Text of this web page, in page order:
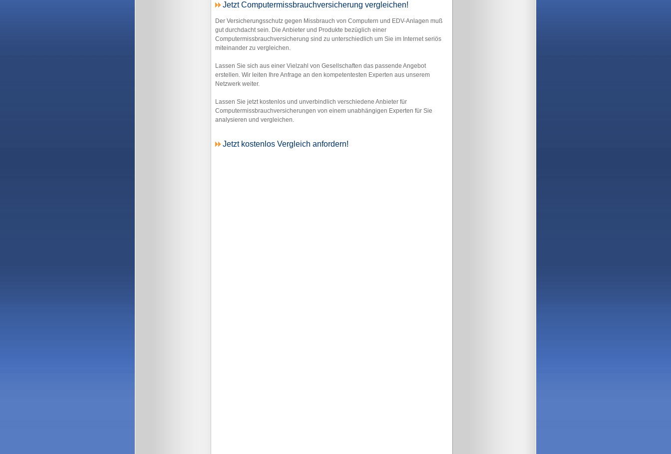
Jetzt Computermissbrauchversicherung vergleichen!
Der Versicherungsschutz gegen Missbrauch von Computern und EDV-Anlagen muß
gut durchdacht sein. Die Anbieter und Produkte bezüglich einer
Computermissbrauchversicherung sind zu unterschiedlich um Sie im Internet seriös
miteinander zu vergleichen.
Lassen Sie sich aus einer Vielzahl von Gesellschaften das passende Angebot
erstellen. Wir leiten Ihre Anfrage an den kompetentesten Experten aus unserem
Netzwerk weiter.
Lassen Sie jetzt kostenlos und unverbindlich verschiedene Anbieter für
Computermissbrauchversicherungen von einem unabhängigen Experten für Sie
analysieren und vergleichen.
Jetzt kostenlos Vergleich anfordern!